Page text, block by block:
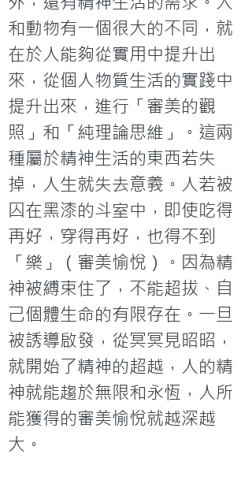
和動物有一個很大的不同，就
在於人能夠從實用中提升出
來，從個人物質生活的實踐中
提升出來，進行「審美的觀
照」和「純理論思維」。這兩
種屬於精神生活的東西若失
掉，人生就失去意義。人若被
囚在黑漆的斗室中，即使吃得
再好，穿得再好，也得不到
「樂」（審美愉悅）。因為精
神被縛束住了，不能超拔、自
己個體生命的有限存在。一旦
被誘導啟發，從冥冥見昭昭，
就開始了精神的超越，人的精
神就能趨於無限和永恆，人所
能獲得的審美愉悅就越深越
大。